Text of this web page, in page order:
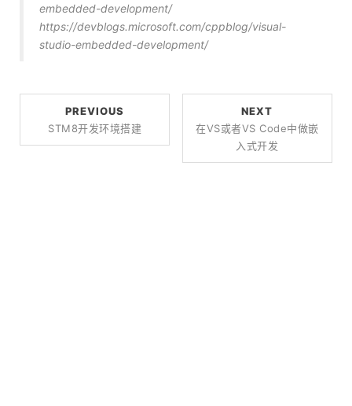
embedded-development/
https://devblogs.microsoft.com/cppblog/visual-
studio-embedded-development/
PREVIOUS
STM8开发环境搭建
NEXT
在VS或者VS Code中做嵌
入式开发